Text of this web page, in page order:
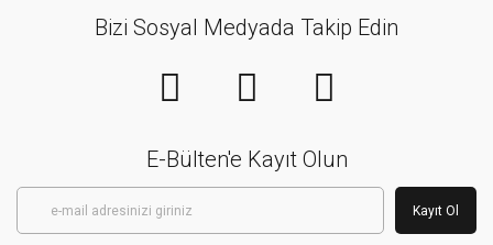
Bizi Sosyal Medyada Takip Edin
E-Bülten'e Kayıt Olun
Kayıt Ol